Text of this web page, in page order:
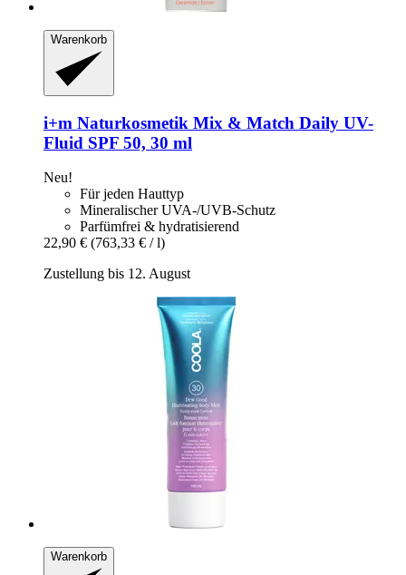
Warenkorb
i+m Naturkosmetik Mix & Match Daily UV-​
Fluid SPF 50, 30 ml
Neu!
Für jeden Hauttyp
Mineralischer UVA-/UVB-Schutz
Parfümfrei & hydratisierend
22,90 € (763,33 € / l)
Zustellung bis 12. August
Warenkorb